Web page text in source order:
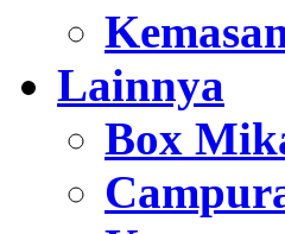
Lainnya
Box